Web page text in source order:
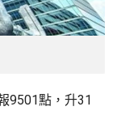
9501點，升31